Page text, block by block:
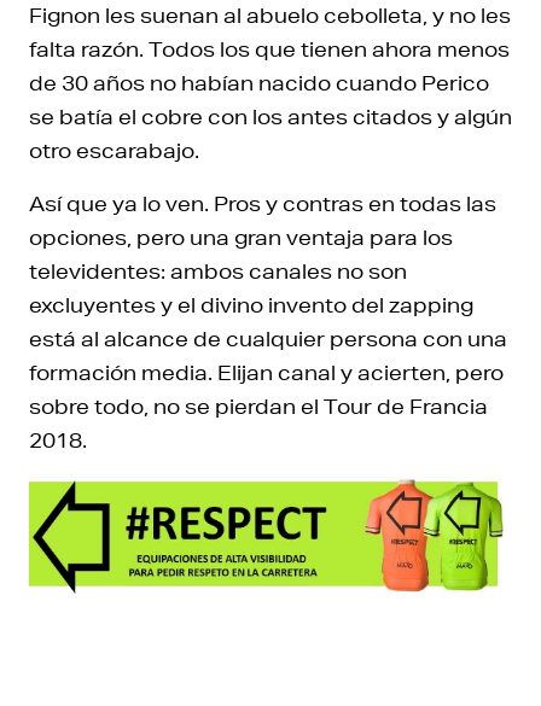
Fignon les suenan al abuelo cebolleta, y no les
falta razón. Todos los que tienen ahora menos
de 30 años no habían nacido cuando Perico
se batía el cobre con los antes citados y algún
otro escarabajo.
Así que ya lo ven. Pros y contras en todas las
opciones, pero una gran ventaja para los
televidentes: ambos canales no son
excluyentes y el divino invento del zapping
está al alcance de cualquier persona con una
formación media. Elijan canal y acierten, pero
sobre todo, no se pierdan el Tour de Francia
2018.